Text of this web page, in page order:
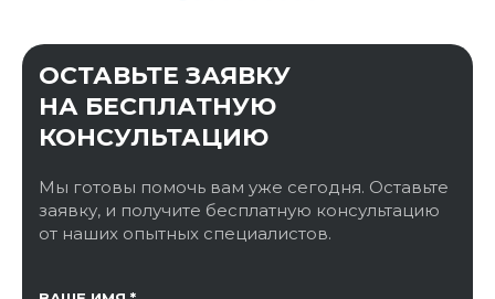
ОСТАВЬТЕ ЗАЯВКУ
НА БЕСПЛАТНУЮ
КОНСУЛЬТАЦИЮ
Мы готовы помочь вам уже сегодня. Оставьте
заявку, и получите бесплатную консультацию
от наших опытных специалистов.